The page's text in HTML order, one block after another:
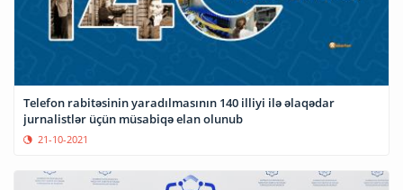
Telefon rabitəsinin yaradılmasının 140 illiyi ilə əlaqədar
jurnalistlər üçün müsabiqə elan olunub
21-10-2021